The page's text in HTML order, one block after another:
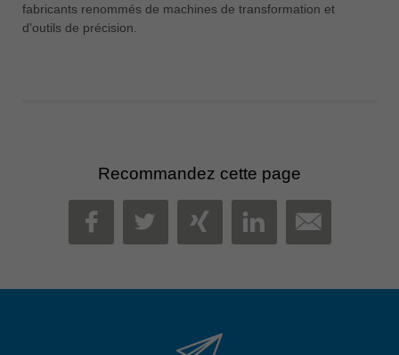
fabricants renommés de machines de transformation et
d'outils de précision.
Recommandez cette page
FACEBOOK
TWITTER
XINGLINKEDIN
MAIL